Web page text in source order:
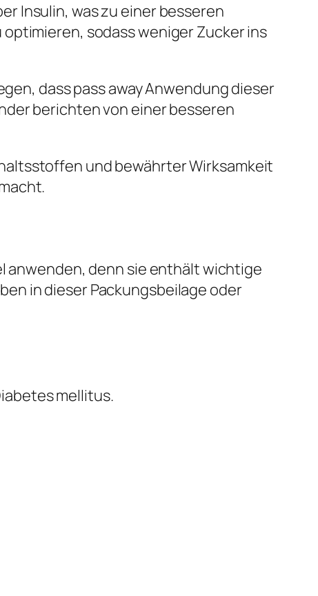
Insulin, was zu einer besseren
sodass weniger Zucker ins
dass pass away Anwendung dieser
berichten von einer besseren
und bewährter Wirksamkeit
anwenden, denn sie enthält wichtige
in dieser Packungsbeilage oder
mellitus.